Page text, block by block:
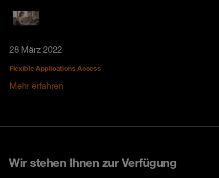
28 März 2022
Flexible Applications Access
Mehr erfahren
Wir stehen Ihnen zur Verfügung